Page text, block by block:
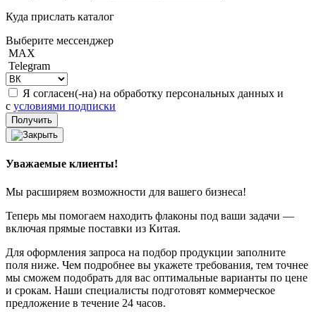
Куда прислать каталог
Выберите мессенджер
MAX
Telegram
Я согласен(-на) на обработку персональных данных и
с условиями подписки
Уважаемые клиенты!
Мы расширяем возможности для вашего бизнеса!
Теперь мы помогаем находить флаконы под ваши задачи —
включая прямые поставки из Китая.
Для оформления запроса на подбор продукции заполните
поля ниже. Чем подробнее вы укажете требования, тем точнее
мы сможем подобрать для вас оптимальные варианты по цене
и срокам. Наши специалисты подготовят коммерческое
предложение в течение 24 часов.